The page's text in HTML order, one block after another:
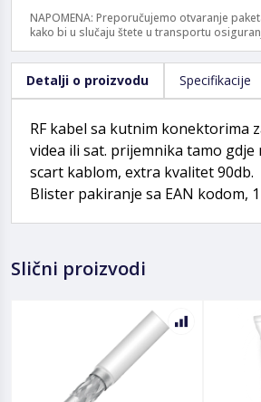
NAPOMENA: Preporučujemo otvaranje
kako bi u slučaju štete u transportu
Detalji o proizvodu Specifikacije
RF kabel sa kutnim konektorima
videa ili sat. prijemnika tamo gdje
scart kablom, extra kvalitet 90db.
Blister pakiranje sa EAN kodom,
Slični proizvodi